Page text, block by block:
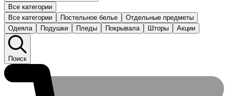
Все категории
Все категории
Постельное белье
Отдельные предметы
Одеяла
Подушки Пледы Покрывала Шторы Акции
Поиск